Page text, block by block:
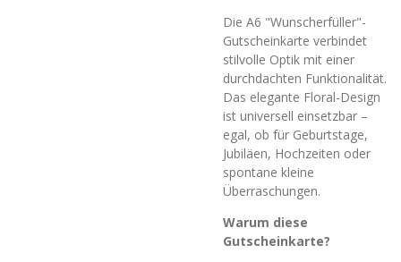
Die A6 "Wunscherfüller"-
Gutscheinkarte verbindet
stilvolle Optik mit einer
durchdachten Funktionalität.
Das elegante Floral-Design
ist universell einsetzbar –
egal, ob für Geburtstage,
Jubiläen, Hochzeiten oder
spontane kleine
Überraschungen.
Warum diese
Gutscheinkarte?